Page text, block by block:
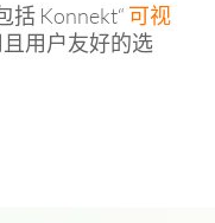
括 Konnekt“ 可视
用户友好的选